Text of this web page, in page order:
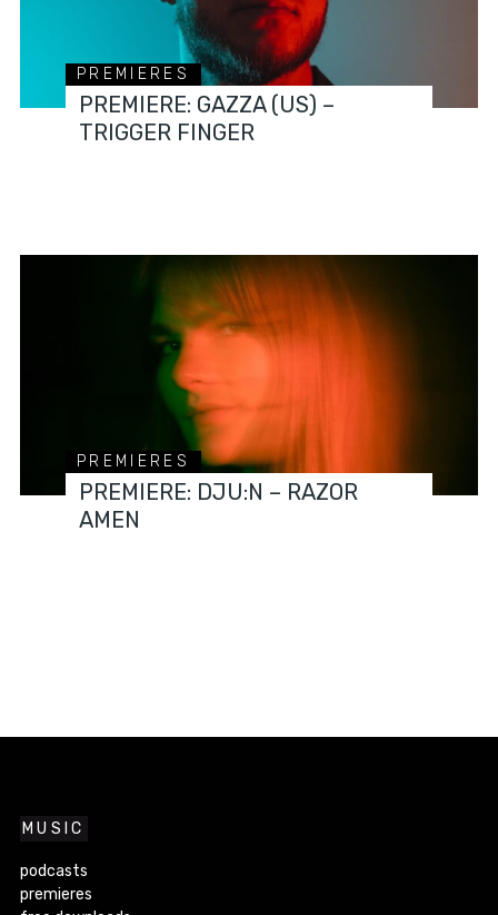
PREMIERES
PREMIERE: GAZZA (US) –
TRIGGER FINGER
PREMIERES
PREMIERE: DJU:N – RAZOR
AMEN
MUSIC
podcasts
premieres